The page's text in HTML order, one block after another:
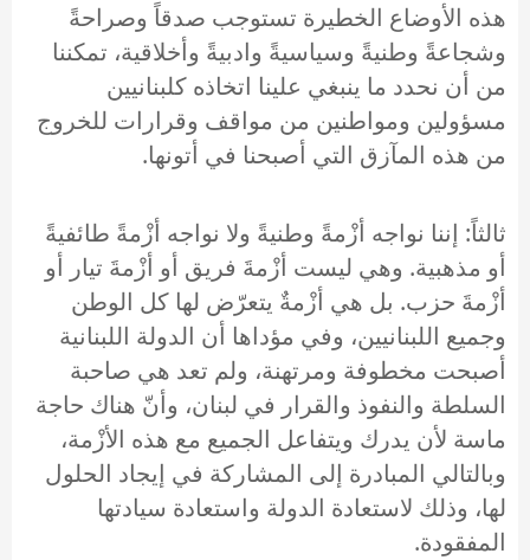
هذه الأوضاع الخطيرة تستوجب صدقاً وصراحةً
وشجاعةً وطنيةً وسياسيةً وادبيةً وأخلاقية، تمكننا
من أن نحدد ما ينبغي علينا اتخاذه كلبنانيين
مسؤولين ومواطنين من مواقف وقرارات للخروج
من هذه المآزق التي أصبحنا في أتونها.
ثالثاً: إننا نواجه أزْمةً وطنيةً ولا نواجه أزْمةً طائفيةً
أو مذهبية. وهي ليست أزْمةَ فريق أو أزْمةَ تيار أو
أزْمةَ حزب. بل هي أزْمةٌ يتعرّض لها كل الوطن
وجميع اللبنانيين، وفي مؤداها أن الدولة اللبنانية
أصبحت مخطوفة ومرتهنة، ولم تعد هي صاحبة
السلطة والنفوذ والقرار في لبنان، وأنّ هناك حاجة
ماسة لأن يدرك ويتفاعل الجميع مع هذه الأزْمة،
وبالتالي المبادرة إلى المشاركة في إيجاد الحلول
لها، وذلك لاستعادة الدولة واستعادة سيادتها
المفقودة.